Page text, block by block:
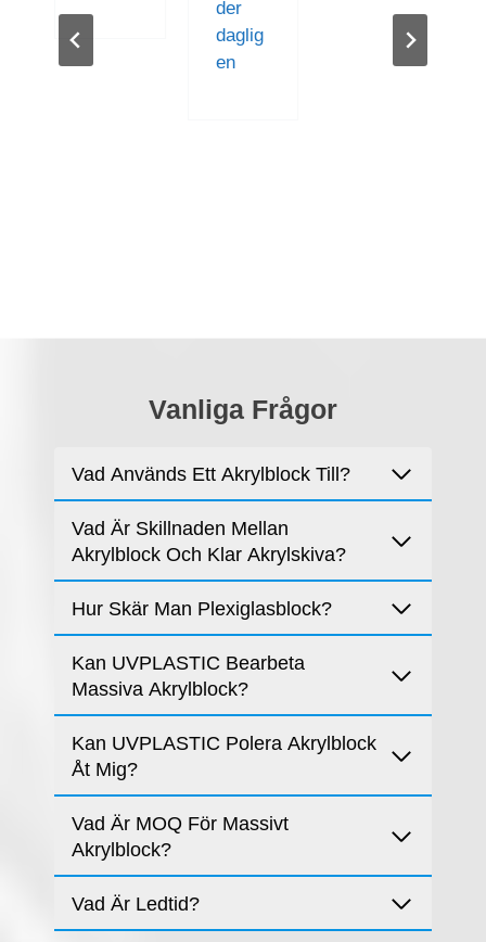
der
daglig
en
Vanliga Frågor
Vad Används Ett Akrylblock Till?
Vad Är Skillnaden Mellan
Akrylblock Och Klar Akrylskiva?
Hur Skär Man Plexiglasblock?
Kan UVPLASTIC Bearbeta
Massiva Akrylblock?
Kan UVPLASTIC Polera Akrylblock
Åt Mig?
Vad Är MOQ För Massivt
Akrylblock?
Vad Är Ledtid?